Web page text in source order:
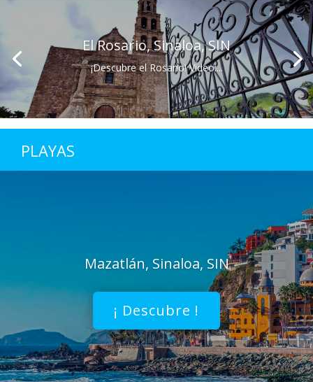
El Rosario, Sinaloa, SIN
¡Descubre el Rosario! Video:...
PLAYAS
Mazatlán, Sinaloa, SIN
¡ Descubre !